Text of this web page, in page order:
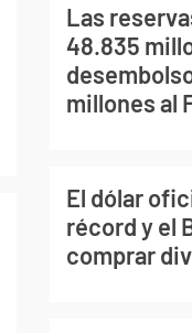
Las
48.835
millones al
El dólar
récord y el
comprar